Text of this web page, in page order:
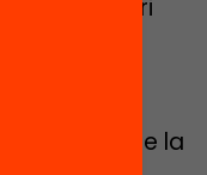
comunitari
i
a incloure la